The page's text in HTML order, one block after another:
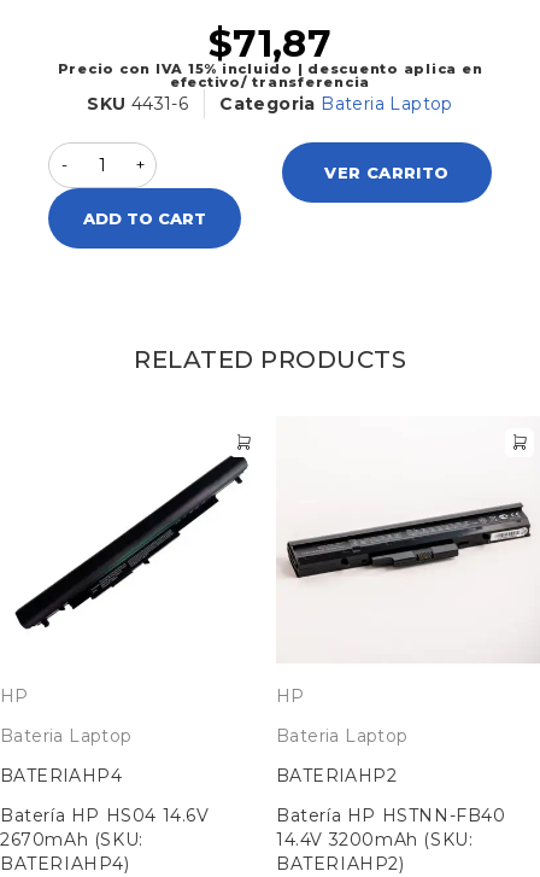
$71,87
Precio con IVA 15% incluido | descuento aplica en
efectivo/ transferencia
SKU 4431-6 Categoria Bateria Laptop
ADD TO CART
VER CARRITO
RELATED PRODUCTS
HP
Bateria Laptop
BATERIAHP4
Batería HP HS04 14.6V
2670mAh (SKU:
BATERIAHP4)
HP
Bateria Laptop
BATERIAHP2
Batería HP HSTNN-FB40
14.4V 3200mAh (SKU:
BATERIAHP2)